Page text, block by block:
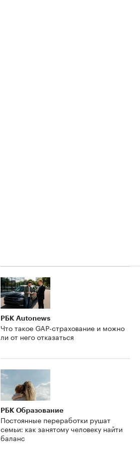
РБК Autonews
Что такое GAP-страхование и можно
ли от него отказаться
РБК Образование
Постоянные переработки рушат
семьи: как занятому человеку найти
баланс